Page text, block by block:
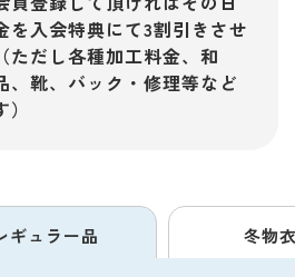
を入会特典にて3割引きさせ
ただし各種加工料金、和
、靴、バック・修理等など
ギュラー品 冬物